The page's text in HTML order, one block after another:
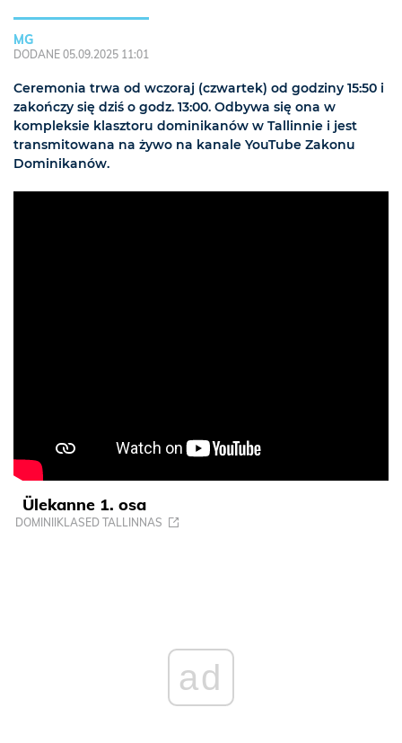
MG
DODANE 05.09.2025 11:01
Ceremonia trwa od wczoraj (czwartek) od godziny 15:50 i
zakończy się dziś o godz. 13:00. Odbywa się ona w
kompleksie klasztoru dominikanów w Tallinnie i jest
transmitowana na żywo na kanale YouTube Zakonu
Dominikanów.
Ülekanne 1. osa
DOMINIIKLASED TALLINNAS
ad